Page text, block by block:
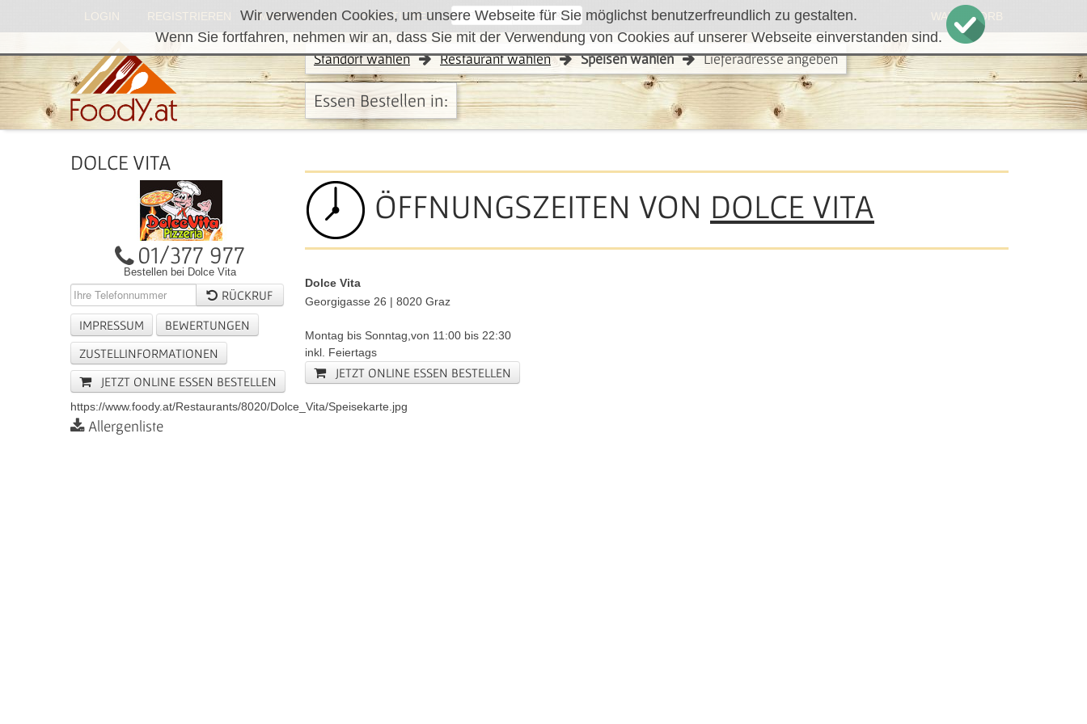
Wir verwenden Cookies, um unsere Webseite für Sie möglichst benutzerfreundlich zu gestalten.
Wenn Sie fortfahren, nehmen wir an, dass Sie mit der Verwendung von Cookies auf unserer Webseite einverstanden sind.
LOGIN REGISTRIEREN WARENKORB
MY.FOODY.AT FUNKTIONEN RÜCKRUF
Standort wählen Restaurant wählen Speisen wählen Lieferadresse angeben
Essen Bestellen in:
DOLCE VITA
01/377 977
Bestellen bei Dolce Vita
RÜCKRUF
IMPRESSUM
BEWERTUNGEN
ZUSTELLINFORMATIONEN
JETZT ONLINE ESSEN BESTELLEN
https://www.foody.at/Restaurants/8020/Dolce_Vita/Speisekarte.jpg
Allergenliste
ÖFFNUNGSZEITEN VON DOLCE VITA
Dolce Vita
Georgigasse 26 | 8020 Graz
Montag bis Sonntag,
inkl. Feiertags
von 11:00 bis 22:30
JETZT ONLINE ESSEN BESTELLEN